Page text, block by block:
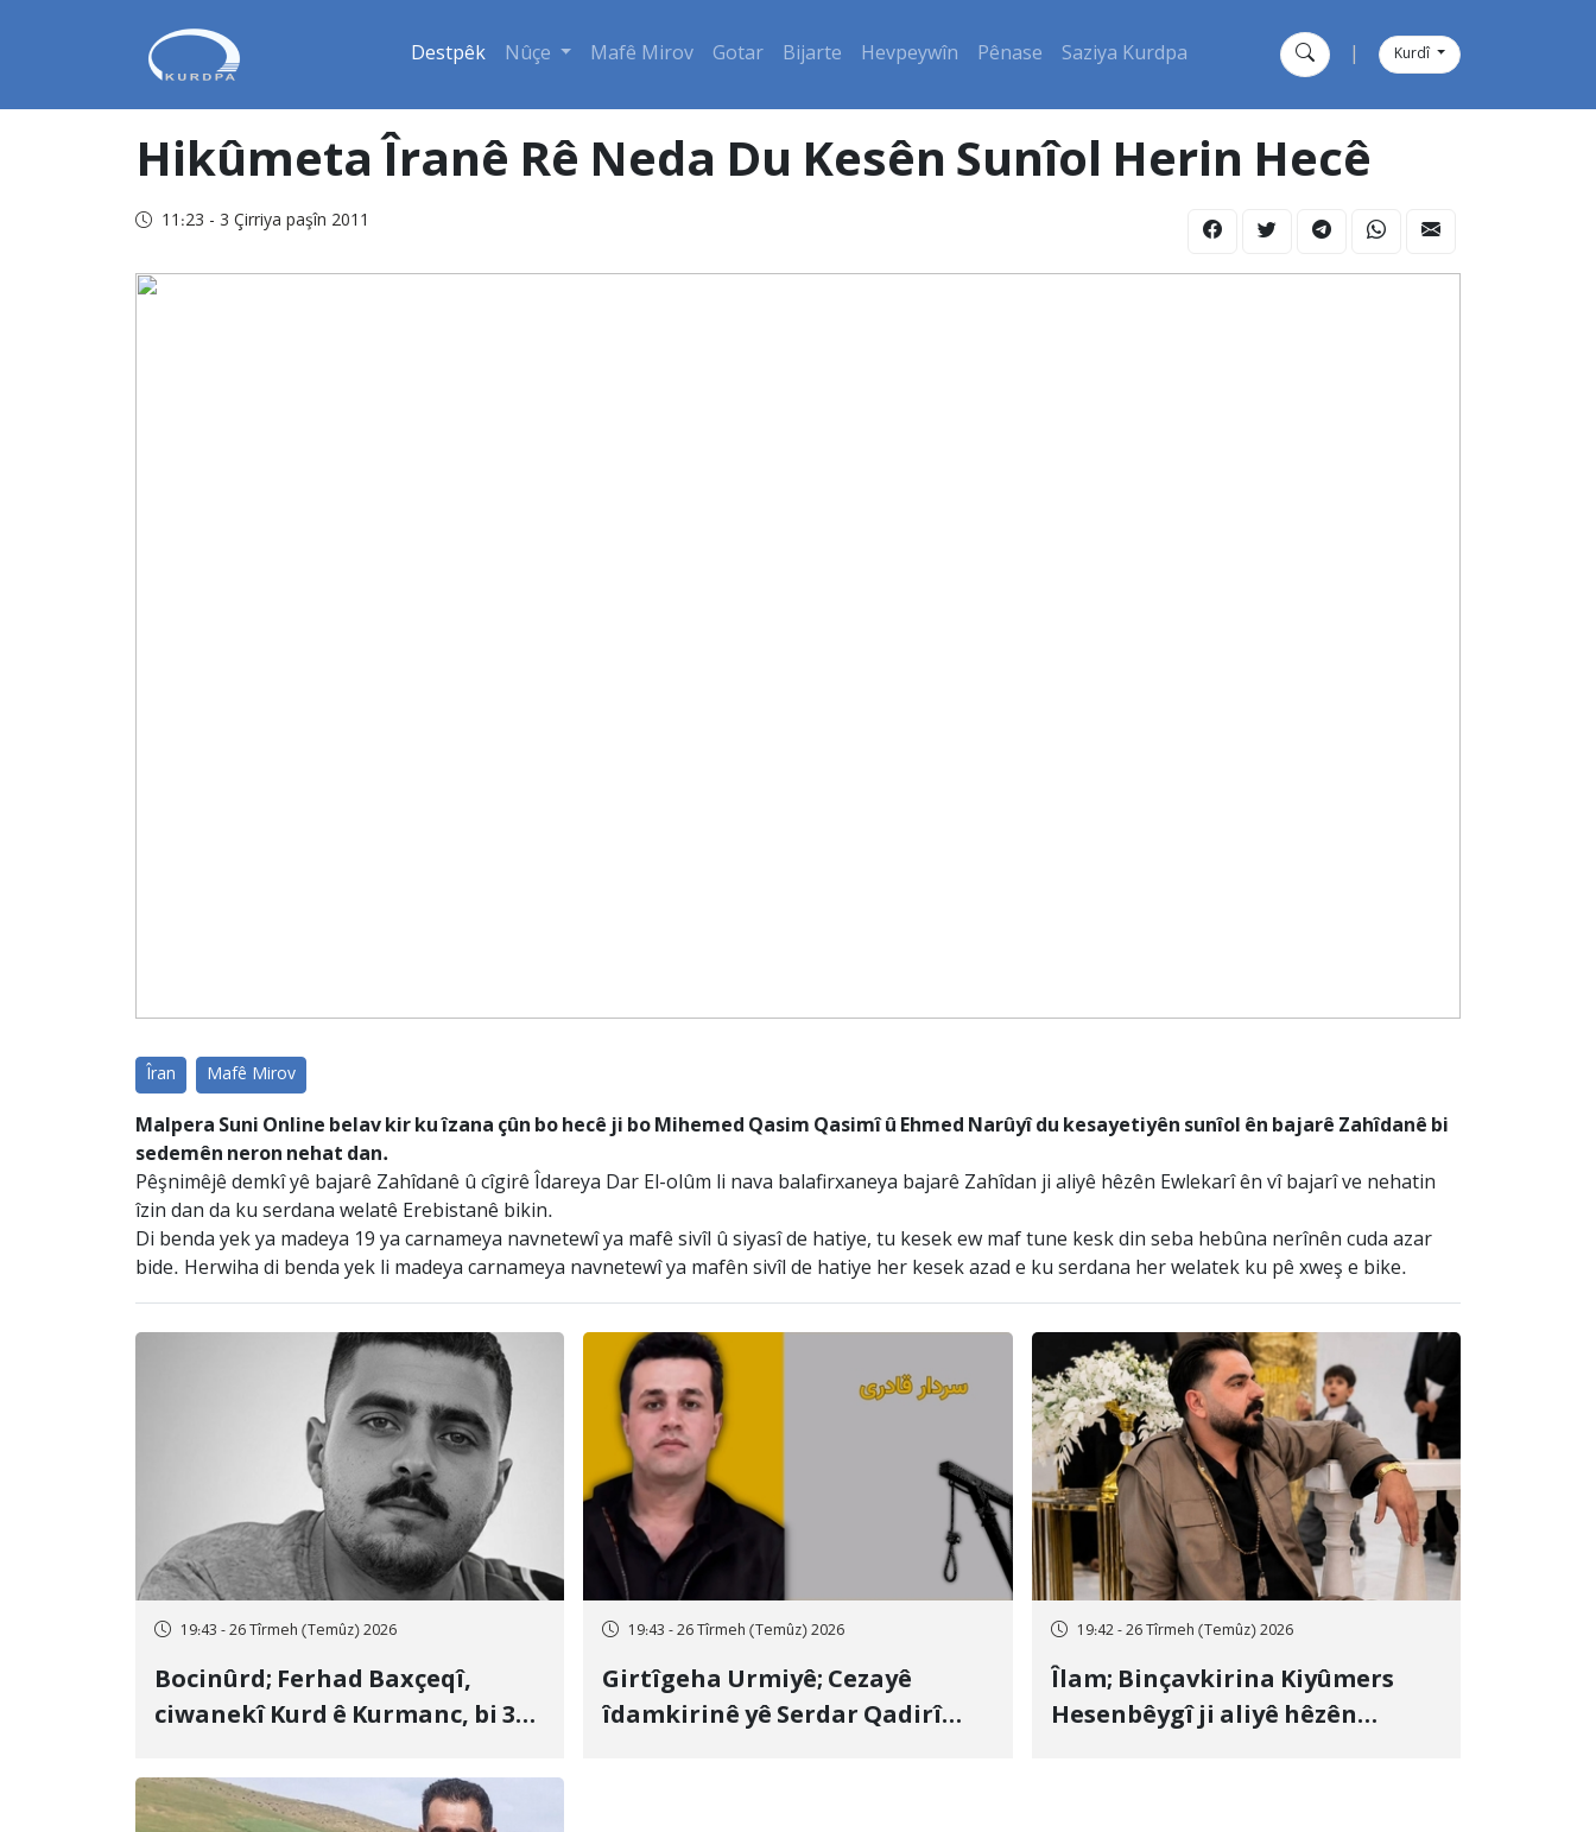
Destpêk Nûçe Mafê Mirov Gotar Bijarte Hevpeywîn Pênase Saziya Kurdpa Kurdî
Hikûmeta Îranê Rê Neda Du Kesên Sunîol Herin Hecê
11:23 - 3 Çirriya paşîn 2011
Îran Mafê Mirov
Malpera Suni Online belav kir ku îzana çûn bo hecê ji bo Mihemed Qasim Qasimî û Ehmed Narûyî du kesayetiyên sunîol ên bajarê Zahîdanê bi
sedemên neron nehat dan.
Pêşnimêjê demkî yê bajarê Zahîdanê û cîgirê Îdareya Dar El-olûm li nava balafirxaneya bajarê Zahîdan ji aliyê hêzên Ewlekarî ên vî bajarî ve nehatin
îzin dan da ku serdana welatê Erebistanê bikin.
Di benda yek ya madeya 19 ya carnameya navnetewî ya mafê sivîl û siyasî de hatiye, tu kesek ew maf tune kesk din seba hebûna nerînên cuda azar
bide. Herwiha di benda yek li madeya carnameya navnetewî ya mafên sivîl de hatiye her kesek azad e ku serdana her welatek ku pê xweş e bike.
19:43 - 26 Tîrmeh (Temûz) 2026
Bocinûrd; Ferhad Baxçeqî,
ciwanekî Kurd ê Kurmanc, bi 3
cezakirin
19:43 - 26 Tîrmeh (Temûz) 2026
Girtîgeha Urmiyê; Cezayê
îdamkirinê yê Serdar Qadirî
19:42 - 26 Tîrmeh (Temûz) 2026
Îlam; Binçavkirina Kiyûmers
Hesenbêygî ji aliyê hêzên